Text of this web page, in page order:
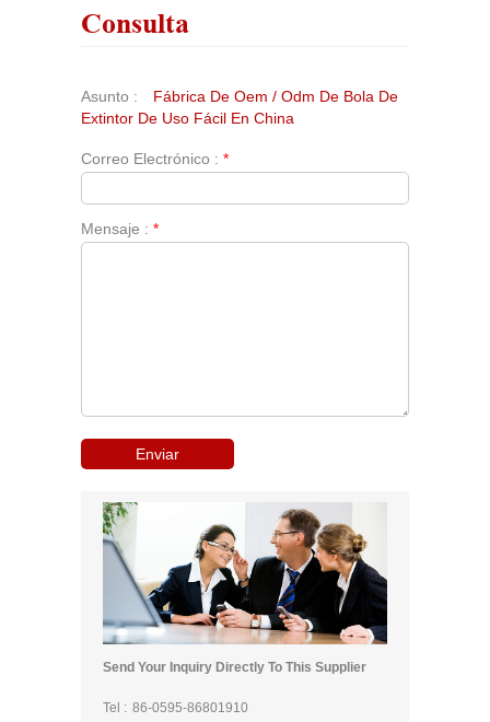
Consulta
Asunto :
Fábrica De Oem / Odm De Bola De
Extintor De Uso Fácil En China
Correo Electrónico : *
Mensaje : *
Send Your Inquiry Directly To This Supplier
Tel : 86-0595-86801910